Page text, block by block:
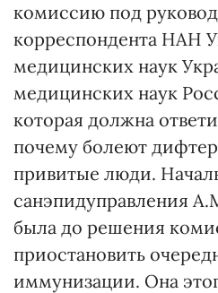
комиссию под
корреспондента НАН
медицинских наук
медицинских наук
которая должна
почему болеют
привитые люди.
санэпидуправления
была до решения
приостановить
иммунизации. Она